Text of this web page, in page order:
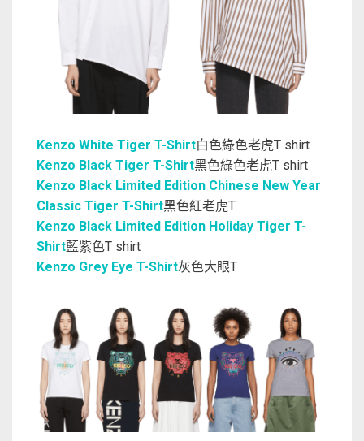
Kenzo White Tiger T-Shirt白色綠色老虎T shirt
Kenzo Black Tiger T-Shirt黑色綠色老虎T shirt
Kenzo Black Limited Edition Chinese New Year
Classic Tiger T-Shirt黑色紅老虎T
Kenzo Black Limited Edition Holiday Tiger T-
Shirt藍紫色T shirt
Kenzo Grey Eye T-Shirt灰色大眼T